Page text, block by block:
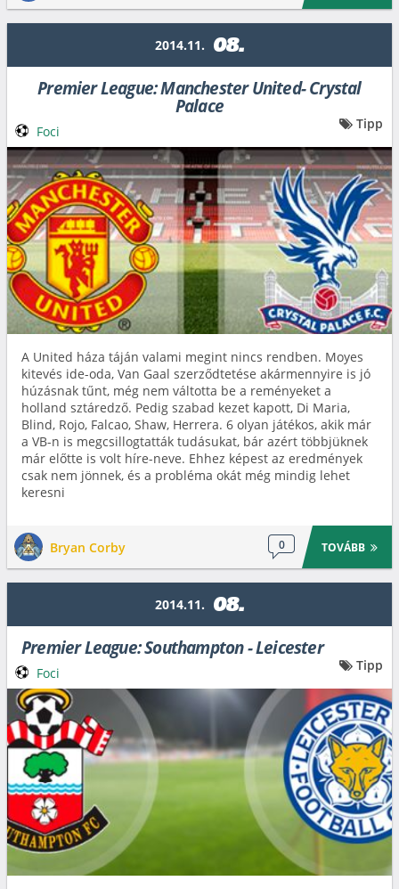
2014.11. 08.
Premier League: Manchester United- Crystal
Palace
A United háza táján valami megint nincs rendben. Moyes
kitevés ide-oda, Van Gaal szerződtetése akármennyire is jó
húzásnak tűnt, még nem váltotta be a reményeket a
holland sztáredző. Pedig szabad kezet kapott, Di Maria,
Blind, Rojo, Falcao, Shaw, Herrera. 6 olyan játékos, akik már
a VB-n is megcsillogtatták tudásukat, bár azért többjüknek
már előtte is volt híre-neve. Ehhez képest az eredmények
csak nem jönnek, és a probléma okát még mindig lehet
keresni
Bryan Corby 0 TOVÁBB
Foci Tipp
2014.11. 08.
Premier League: Southampton - Leicester
Foci Tipp